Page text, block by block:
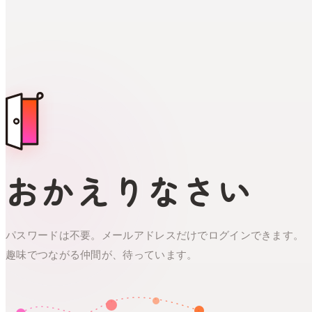
おかえりなさい
パスワードは不要。メールアドレスだけでログインできます。
趣味でつながる仲間が、待っています。